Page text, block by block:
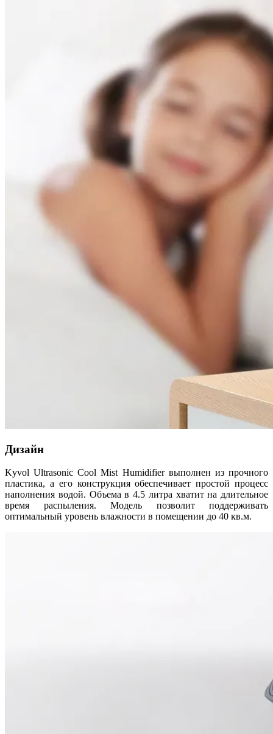
Дизайн
Kyvol Ultrasonic Cool Mist Humidifier выполнен из прочного
пластика, а его конструкция обеспечивает простой процесс
наполнения водой. Объема в 4.5 литра хватит на длительное
время распыления. Модель позволит поддерживать
оптимальный уровень влажности в помещении до 40 кв.м.